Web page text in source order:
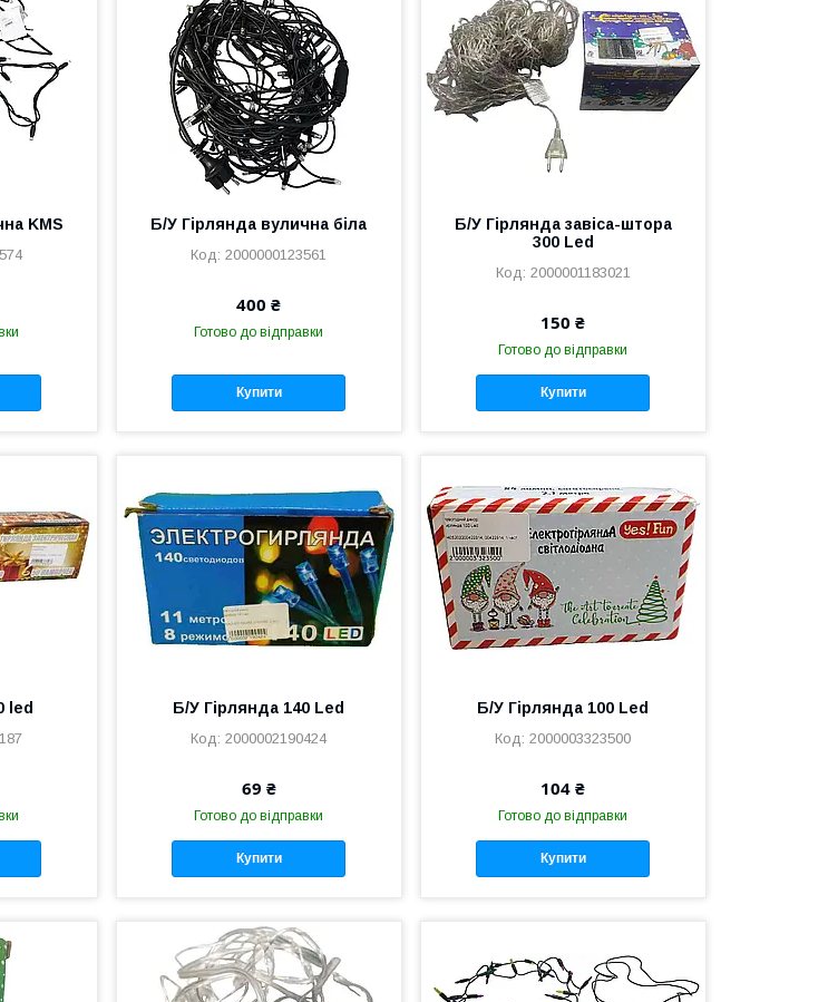
KMS Б/У Гірлянда вулична біла
2000000123561
400 ₴
Готово до відправки
Купити
Б/У Гірлянда завіса-штора
300 Led
2000001183021
150 ₴
Готово до відправки
Купити
led Б/У Гірлянда 140 Led
2000002190424
69 ₴
Готово до відправки
Купити
Б/У Гірлянда 100 Led
2000003323500
104 ₴
Готово до відправки
Купити